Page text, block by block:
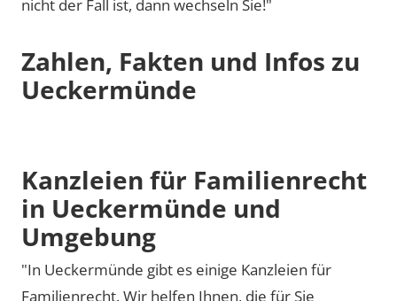
nicht der Fall ist, dann wechseln Sie!"
Zahlen, Fakten und Infos zu
Ueckermünde
Kanzleien für Familienrecht
in Ueckermünde und
Umgebung
"In Ueckermünde gibt es einige Kanzleien für
Familienrecht. Wir helfen Ihnen, die für Sie